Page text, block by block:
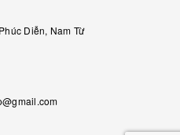
Diễn, Nam Từ